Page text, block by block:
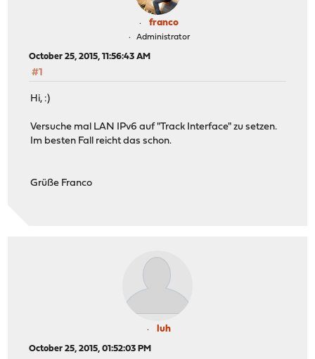
franco
Administrator
October 25, 2015, 11:56:43 AM
#1
Hi, :)
Versuche mal LAN IPv6 auf "Track Interface" zu setzen.
Im besten Fall reicht das schon.
Grüße Franco
luh
October 25, 2015, 01:52:03 PM